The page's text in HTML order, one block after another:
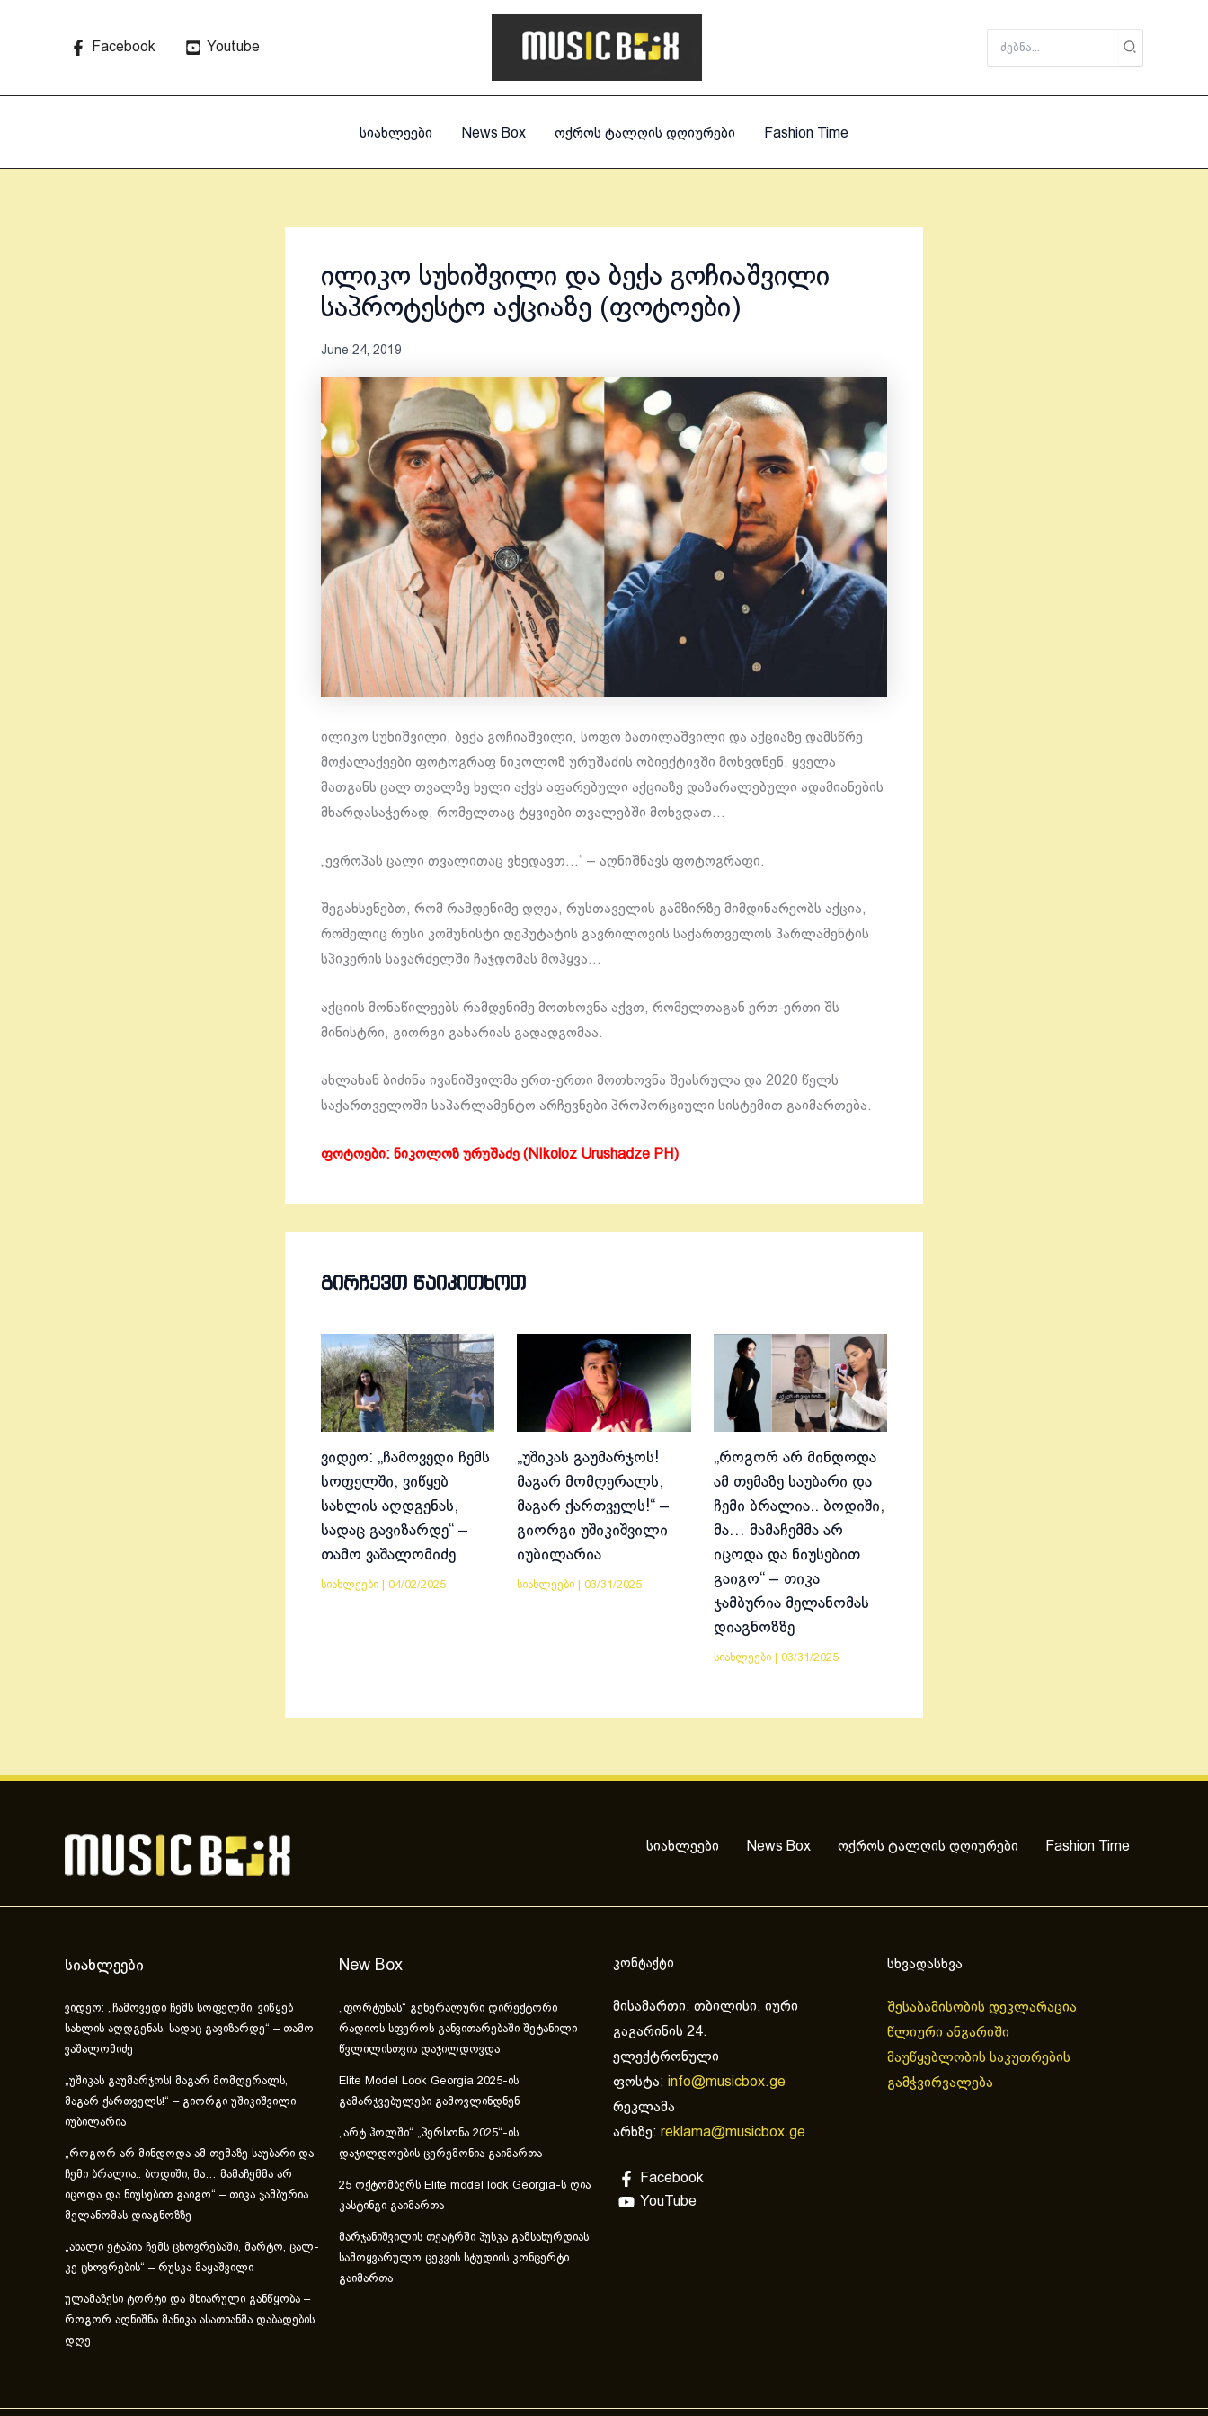
Facebook Youtube
for:
სიახლეები News Box ოქროს ტალღის დღიურები Fashion Time
ილიკო სუხიშვილი და ბექა გოჩიაშვილი
საპროტესტო აქციაზე (ფოტოები)
June 24, 2019
ილიკო სუხიშვილი, ბექა გოჩიაშვილი, სოფო ბათილაშვილი და აქციაზე დამსწრე
მოქალაქეები ფოტოგრაფ ნიკოლოზ ურუშაძის ობიექტივში მოხვდნენ. ყველა
მათგანს ცალ თვალზე ხელი აქვს აფარებული აქციაზე დაზარალებული ადამიანების
მხარდასაჭერად, რომელთაც ტყვიები თვალებში მოხვდათ…
„ევროპას ცალი თვალითაც ვხედავთ…“ – აღნიშნავს ფოტოგრაფი.
შეგახსენებთ, რომ რამდენიმე დღეა, რუსთაველის გამზირზე მიმდინარეობს აქცია,
რომელიც რუსი კომუნისტი დეპუტატის გავრილოვის საქართველოს პარლამენტის
სპიკერის სავარძელში ჩაჯდომას მოჰყვა…
აქციის მონაწილეებს რამდენიმე მოთხოვნა აქვთ, რომელთაგან ერთ-ერთი შს
მინისტრი, გიორგი გახარიას გადადგომაა.
ახლახან ბიძინა ივანიშვილმა ერთ-ერთი მოთხოვნა შეასრულა და 2020 წელს
საქართველოში საპარლამენტო არჩევნები პროპორციული სისტემით გაიმართება.
ფოტოები: ნიკოლოზ ურუშაძე (NIkoloz Urushadze PH)
ᲒᲘᲠᲩᲔᲕᲗ ᲬᲐᲘᲙᲘᲗᲮᲝᲗ
ვიდეო: „ჩამოვედი ჩემს
სოფელში, ვიწყებ
სახლის აღდგენას,
სადაც გავიზარდე“ –
თამო ვაშალომიძე
სიახლეები 04/02/2025
„უშიკას გაუმარჯოს!
მაგარ მომღერალს,
მაგარ ქართველს!“ –
გიორგი უშიკიშვილი
იუბილარია
სიახლეები |03/31/2025
„როგორ არ მინდოდა
ამ თემაზე საუბარი და
ჩემი ბრალია.. ბოდიში,
მა… მამაჩემმა არ
იცოდა და ნიუსებით
გაიგო“ – თიკა
ჯამბურია მელანომას
დიაგნოზზე
სიახლეები| 03/31/2025
სიახლეები News Box ოქროს ტალღის დღიურები Fashion Time
სიახლეები
ვიდეო: „ჩამოვედი ჩემს სოფელში, ვიწყებ
სახლის აღდგენას, სადაც გავიზარდე“ – თამო
ვაშალომიძე
„უშიკას გაუმარჯოს! მაგარ მომღერალს,
მაგარ ქართველს!“ – გიორგი უშიკიშვილი
იუბილარია
„როგორ არ მინდოდა ამ თემაზე საუბარი და
ჩემი ბრალია.. ბოდიში, მა… მამაჩემმა არ
იცოდა და ნიუსებით გაიგო“ – თიკა ჯამბურია
მელანომას დიაგნოზზე
„ახა­ლი ეტა­პია ჩემს ცხოვ­რე­ბა­ში, მარ­ტო, ცალ­
კე ცხოვ­რე­ბის“ – რუსკა მაყაშვილი
ულამაზესი ტორტი და მხიარული განწყობა –
როგორ აღნიშნა მანიკა ასათიანმა დაბადების
დღე
New Box
„ფორტუნას“ გენერალური დირექტორი
რადიოს სფეროს განვითარებაში შეტანილი
წვლილისთვის დაჯილდოვდა
Elite Model Look Georgia 2025-ის
გამარჯვებულები გამოვლინდნენ
„არტ ჰოლში“ „პერსონა 2025“-ის
დაჯილდოების ცერემონია გაიმართა
25 ოქტომბერს Elite model look Georgia-ს ღია
კასტინგი გაიმართა
მარჯანიშვილის თეატრში პუსკა გამსახურდიას
სამოყვარულო ცეკვის სტუდიის კონცერტი
გაიმართა
კონტაქტი
მისამართი: თბილისი, იური
გაგარინის 24.
ელექტრონული
ფოსტა: info@musicbox.ge
რეკლამა
არხზე: reklama@musicbox.ge
Facebook
YouTube
სხვადასხვა
შესაბამისობის დეკლარაცია
წლიური ანგარიში
მაუწყებლობის საკუთრების
გამჭვირვალება